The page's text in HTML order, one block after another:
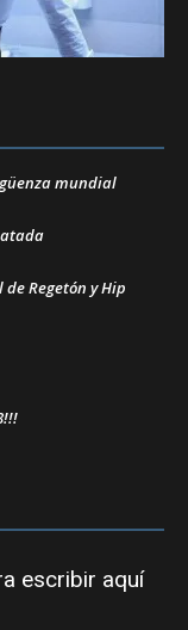
mundial
Regetón y Hip
escribir aquí